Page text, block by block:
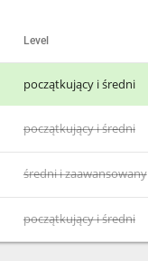
Level
początkujący i średni
początkujący i średni
średni i zaawansowany
początkujący i średni